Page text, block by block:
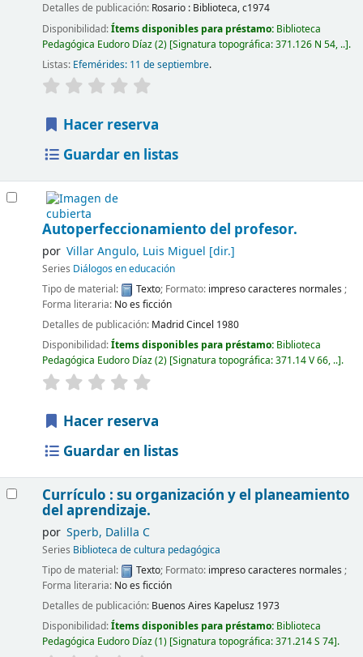
Detalles de publicación: Rosario : Biblioteca,c1974
Disponibilidad:Ítems disponibles para préstamo: Biblioteca
Pedagógica Eudoro Díaz(2) Signatura topográfica:371.126 N 54, .. .
Listas: Efemérides: 11 de septiembre.
Hacer reserva
Guardar en listas
Autoperfeccionamiento del profesor.
por Villar Angulo, Luis Miguel [dir.]
Series Diálogos en educación
Tipo de material:
Texto; Formato: impreso caracteres normales ;
Forma literaria: No es ficción
Detalles de publicación: MadridCincel 1980
Disponibilidad:Ítems disponibles para préstamo: Biblioteca
Pedagógica Eudoro Díaz(2) Signatura topográfica:371.14 V 66, .. .
Hacer reserva
Guardar en listas
Currículo : su organización y el planeamiento
del aprendizaje.
por Sperb, Dalilla C
Series Biblioteca de cultura pedagógica
Tipo de material:
Texto; Formato: impreso caracteres normales ;
Forma literaria: No es ficción
Detalles de publicación: Buenos Aires Kapelusz 1973
Disponibilidad:Ítems disponibles para préstamo: Biblioteca
Pedagógica Eudoro Díaz(1) Signatura topográfica:371.214 S 74 .